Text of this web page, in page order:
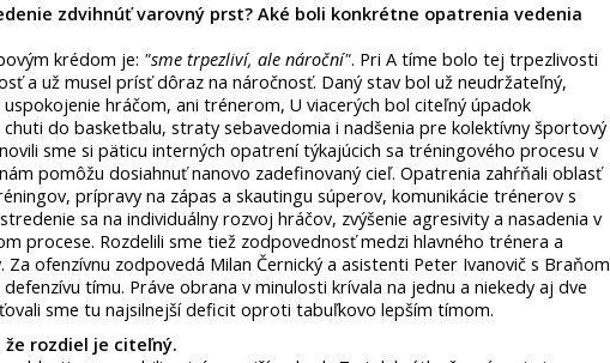
zdvihnúť varovný prst? Aké boli konkrétne opatrenia vedenia
krédom je: "sme trpezliví, ale nároční". Pri A tíme bolo tej trpezlivosti
a už musel prísť dôraz na náročnosť. Daný stav bol už neudržateľný,
uspokojenie hráčom, ani trénerom, U viacerých bol citeľný úpadok
do basketbalu, straty sebavedomia i nadšenia pre kolektívny športový
sme si päticu interných opatrení týkajúcich sa tréningového procesu v
pomôžu dosiahnuť nanovo zadefinovaný cieľ. Opatrenia zahŕňali oblasť
prípravy na zápas a skautingu súperov, komunikácie trénerov s
sa na individuálny rozvoj hráčov, zvýšenie agresivity a nasadenia v
procese. Rozdelili sme tiež zodpovednosť medzi hlavného trénera a
Za ofenzívnu zodpovedá Milan Černický a asistenti Peter Ivanovič s Braňom
tímu. Práve obrana v minulosti krívala na jednu a niekedy aj dve
sme tu najsilnejší deficit oproti tabuľkovo lepším tímom.
že rozdiel je citeľný.